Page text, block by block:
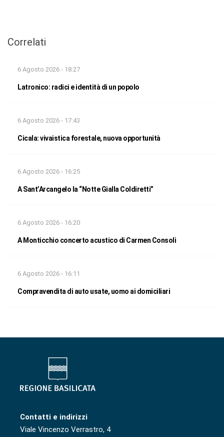
Correlati
6 Agosto 2026 - 18:27
Latronico: radici e identità di un popolo
6 Agosto 2026 - 17:43
Cicala: vivaistica forestale, nuova opportunità
6 Agosto 2026 - 16:25
A Sant’Arcangelo la “Notte Gialla Coldiretti”
6 Agosto 2026 - 16:20
A Monticchio concerto acustico di Carmen Consoli
6 Agosto 2026 - 16:11
Compravendita di auto usate, uomo ai domiciliari
Contatti e indirizzi
Viale Vincenzo Verrastro, 4